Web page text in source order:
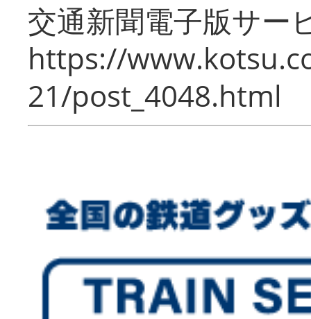
交通新聞電子版サー
https://
21/post_4048.html